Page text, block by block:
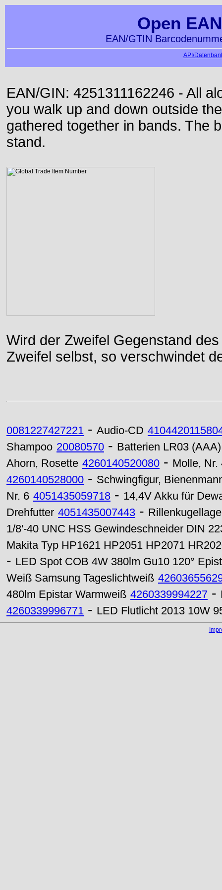
Open
EAN/GTIN
API/
EAN/GIN: 4251311162246 - All
you walk up and down outside
gathered together in bands. The
stand.
Wird der Zweifel Gegenstand
Zweifel selbst, so verschwindet
0081227427221 - Audio-CD
Shampoo 20080570 - Batterien LR03 (AAA)
Ahorn, Rosette 4260140520080 - Molle, Nr.
4260140528000 - Schwingfigur,
Nr. 6 4051435059718 - 14,4V Akku für
Drehfutter 4051435007443 -
1/8'-40 UNC HSS Gewindeschneider DIN
Makita Typ HP1621 HP2051 HP2071
- LED Spot COB 4W 380lm Gu10 120°
Weiß Samsung Tageslichtweiß
480lm Epistar Warmweiß 4260339994227 -
4260339996771 - LED Flutlicht 2013 10W